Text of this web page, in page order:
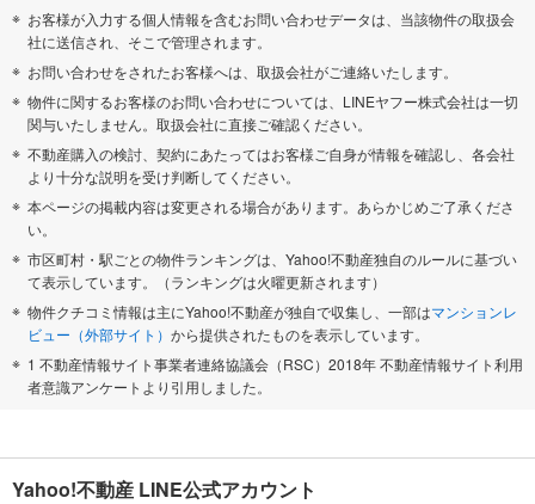
お客様が入力する個人情報を含むお問い合わせデータは、当該物件の取扱会
社に送信され、そこで管理されます。
お問い合わせをされたお客様へは、取扱会社がご連絡いたします。
物件に関するお客様のお問い合わせについては、LINEヤフー株式会社は一切
関与いたしません。取扱会社に直接ご確認ください。
不動産購入の検討、契約にあたってはお客様ご自身が情報を確認し、各会社
より十分な説明を受け判断してください。
本ページの掲載内容は変更される場合があります。あらかじめご了承くださ
い。
市区町村・駅ごとの物件ランキングは、Yahoo!不動産独自のルールに基づい
て表示しています。（ランキングは火曜更新されます）
物件クチコミ情報は主にYahoo!不動産が独自で収集し、一部はマンションレ
ビュー（外部サイト） から提供されたものを表示しています。
1 不動産情報サイト事業者連絡協議会（RSC）2018年 不動産情報サイト利用
者意識アンケートより引用しました。
Yahoo!不動産 LINE公式アカウント